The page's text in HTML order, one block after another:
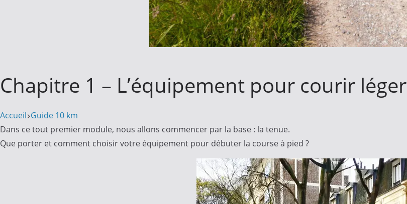
Chapitre 1 – L’équipement pour courir léger
Accueil Guide 10 km
Dans ce tout premier module, nous allons commencer par la base : la tenue.
Que porter et comment choisir votre équipement pour débuter la course à pied ?